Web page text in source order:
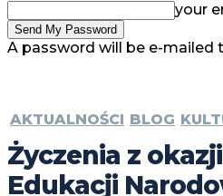
your
A password will be e-mailed
AKTUALNOŚCI BLOG
Życzenia z
Edukacji